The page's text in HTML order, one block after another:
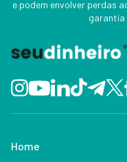
e podem envolver perdas
garantia
Home